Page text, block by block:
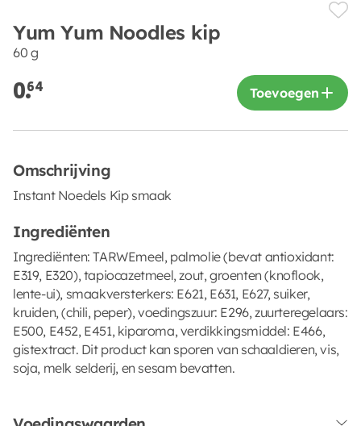
Yum Yum Noodles kip
60 g
0.64 Toevoegen
Omschrijving
Instant Noedels Kip smaak
Ingrediënten
Ingrediënten: TARWEmeel, palmolie (bevat antioxidant:
E319, E320), tapiocazetmeel, zout, groenten (knoflook,
lente-ui), smaakversterkers: E621, E631, E627, suiker,
kruiden, (chili, peper), voedingszuur: E296, zuurteregelaars:
E500, E452, E451, kiparoma, verdikkingsmiddel: E466,
gistextract. Dit product kan sporen van schaaldieren, vis,
soja, melk selderij, en sesam bevatten.